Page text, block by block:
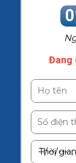
Thời
Đang